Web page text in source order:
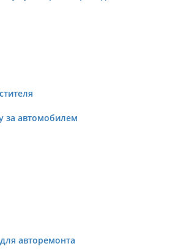
за автомобилем
авторемонта